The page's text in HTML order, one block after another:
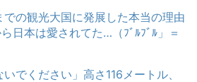
の観光大国に発展した本当の理由
日本は愛されてた…（ﾌﾞﾙﾌﾞﾙ」＝
でください」高さ116メートル、